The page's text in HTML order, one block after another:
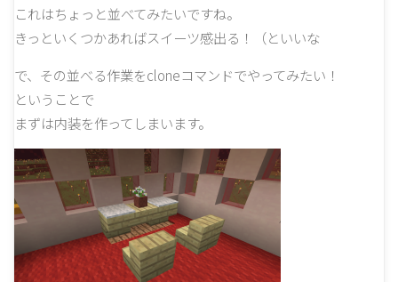
これはちょっと並べてみたいですね。
きっといくつかあればスイーツ感出る！（といいな
で、その並べる作業をcloneコマンドでやってみたい！
ということで
まずは内装を作ってしまいます。